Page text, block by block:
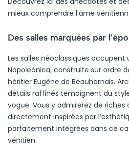
mieux comprendre l’âme
Des salles marquées par
Les salles néoclassiques occupent
Napoleónica, construite sur ordre
héritier Eugène de Beauharnais.
détails raffinés témoignent du
vogue. Vous y admirerez de riches
directement inspirées par
parfaitement intégrées dans ce
vénitien.